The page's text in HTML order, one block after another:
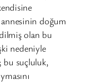
annesinin doğum
olan bu
nedeniyle
bu suçluluk,